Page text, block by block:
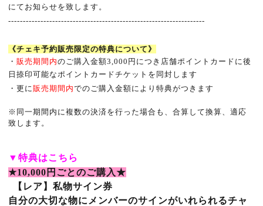
にてお知らせを致します。
-------------------------------------------------------------------
《チェキ予約販売限定の特典について》
・販売期間内のご購入金額3,000 円につき店舗ポイントカードに後
日捺印可能なポイントカードチケットを同封します
・更に販売期間内でのご購入金額により特典がつきます
※ 同一期間内に複数の決済を行った場合も、合算して換算、適応
致します。
▼特典はこちら
★10,000 円ごとのご購入★
【レア】私物サイン券
自分の大切な物にメンバーのサインがいれられるチャ